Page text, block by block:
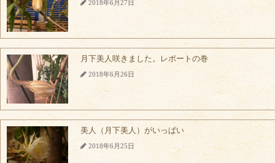
2018年6月27日
月下美人咲きました。レポートの巻
2018年6月26日
美人（月下美人）がいっぱい
2018年6月25日